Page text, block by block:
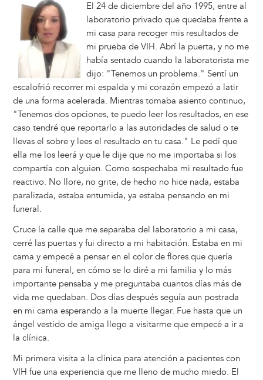
e
s
k
y
i
l
e
b
o
o
k
k
e
d
I
n
s
e
n
g
e
r
t
e
r
e
s
t
e
a
d
s
r
e
El 24 de diciembre del año 1995, entre al
laboratorio privado que quedaba frente a
mi casa para recoger mis resultados de
mi prueba de VIH. Abrí la puerta, y no me
había sentado cuando la laboratorista me
dijo: "Tenemos un problema." Sentí un
escalofrió recorrer mi espalda y mi corazón empezó a latir
de una forma acelerada. Mientras tomaba asiento continuo,
"Tenemos dos opciones, te puedo leer los resultados, en ese
caso tendré que reportarlo a las autoridades de salud o te
llevas el sobre y lees el resultado en tu casa." Le pedí que
ella me los leerá y que le dije que no me importaba si los
compartía con alguien. Como sospechaba mi resultado fue
reactivo. No llore, no grite, de hecho no hice nada, estaba
paralizada, estaba entumida, ya estaba pensando en mi
funeral.
Cruce la calle que me separaba del laboratorio a mi casa,
cerré las puertas y fui directo a mi habitación. Estaba en mi
cama y empecé a pensar en el color de flores que quería
para mi funeral, en cómo se lo diré a mi familia y lo más
importante pensaba y me preguntaba cuantos días más de
vida me quedaban. Dos días después seguía aun postrada
en mi cama esperando a la muerte llegar. Fue hasta que un
ángel vestido de amiga llego a visitarme que empecé a ir a
la clínica.
Mi primera visita a la clínica para atención a pacientes con
VIH fue una experiencia que me lleno de mucho miedo. El